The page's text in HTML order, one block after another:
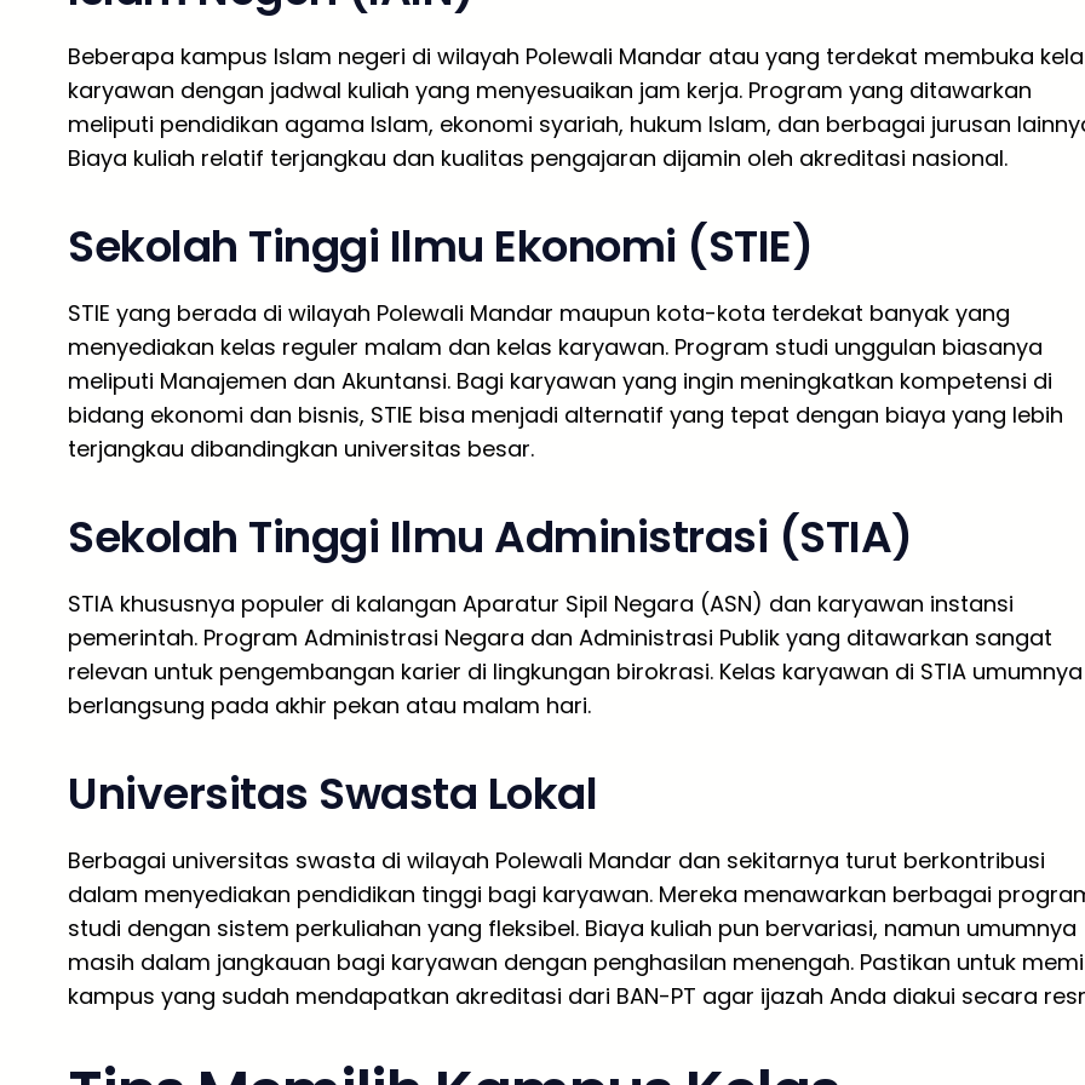
Beberapa kampus Islam negeri di wilayah Polewali Mandar atau yang terdekat membuka
karyawan dengan jadwal kuliah yang menyesuaikan jam kerja. Program yang ditawarkan
meliputi pendidikan agama Islam, ekonomi syariah, hukum Islam, dan berbagai jurusan
Biaya kuliah relatif terjangkau dan kualitas pengajaran dijamin oleh akreditasi nasional.
Sekolah Tinggi Ilmu Ekonomi (STIE)
STIE yang berada di wilayah Polewali Mandar maupun kota-kota terdekat banyak yang
menyediakan kelas reguler malam dan kelas karyawan. Program studi unggulan biasanya
meliputi Manajemen dan Akuntansi. Bagi karyawan yang ingin meningkatkan kompetensi di
bidang ekonomi dan bisnis, STIE bisa menjadi alternatif yang tepat dengan biaya yang lebih
terjangkau dibandingkan universitas besar.
Sekolah Tinggi Ilmu Administrasi (STIA)
STIA khususnya populer di kalangan Aparatur Sipil Negara (ASN) dan karyawan instansi
pemerintah. Program Administrasi Negara dan Administrasi Publik yang ditawarkan sangat
relevan untuk pengembangan karier di lingkungan birokrasi. Kelas karyawan di STIA umumnya
berlangsung pada akhir pekan atau malam hari.
Universitas Swasta Lokal
Berbagai universitas swasta di wilayah Polewali Mandar dan sekitarnya turut berkontribusi
dalam menyediakan pendidikan tinggi bagi karyawan. Mereka menawarkan berbagai
studi dengan sistem perkuliahan yang fleksibel. Biaya kuliah pun bervariasi, namun umumnya
masih dalam jangkauan bagi karyawan dengan penghasilan menengah. Pastikan untuk
kampus yang sudah mendapatkan akreditasi dari BAN-PT agar ijazah Anda diakui secara